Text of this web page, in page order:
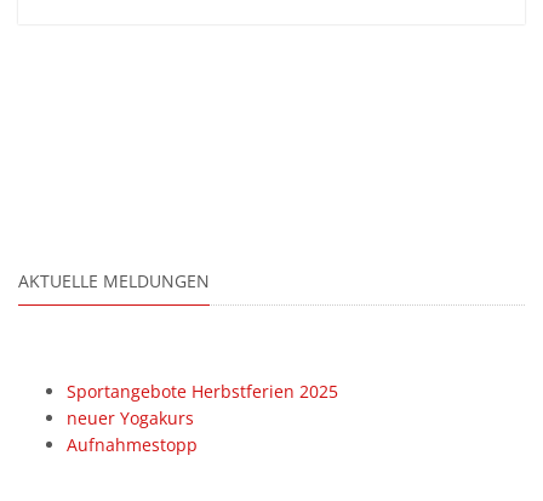
AKTUELLE MELDUNGEN
Sportangebote Herbstferien 2025
neuer Yogakurs
Aufnahmestopp